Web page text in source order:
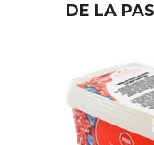
DE LA